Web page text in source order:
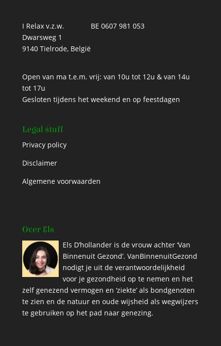
I Relax v.z.w.
Dwarsweg 1
9140 Tielrode, België
BE 0607 981 053
Open van ma t.e.m. vrij: van 10u tot 12u & van 14u
tot 17u
Gesloten tijdens het weekend en op feestdagen
Legal stuff
Privacy policy
Disclaimer
Algemene voorwaarden
Over Els
Els D’hollander is de vrouw achter ‘Van
Binnenuit Gezond’. VanBinnenuitGezond
nodigt je uit de verantwoordelijkheid
voor je gezondheid op te nemen en het
zelf genezend vermogen en ‘ziekte’ als bondgenoten
te zien en de natuur en oude wijsheid als wegwijzers
te gebruiken op het pad naar genezing.